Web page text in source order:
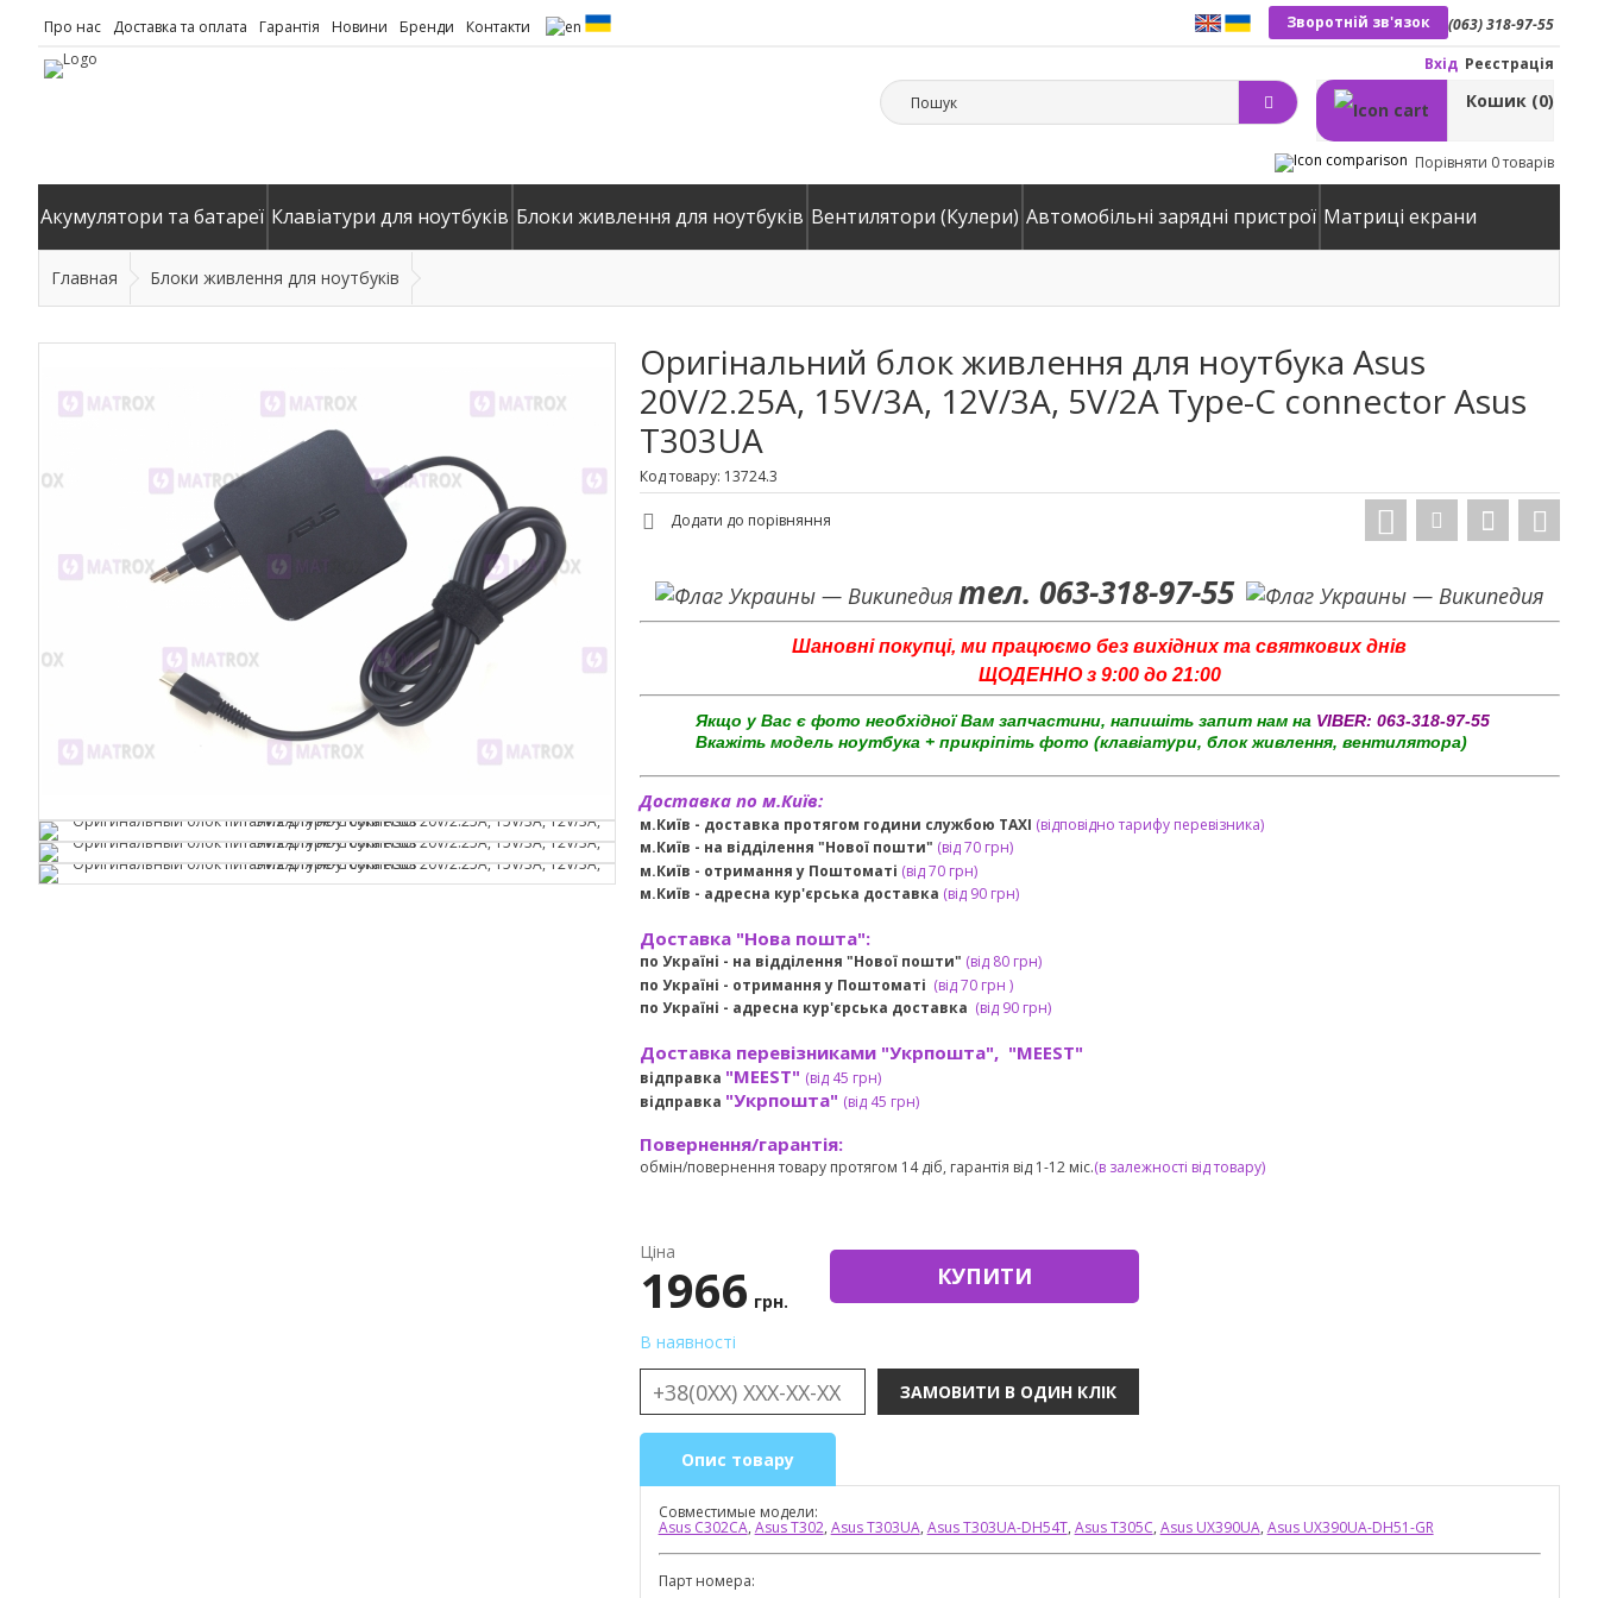
Про нас Доставка та оплата Гарантія Новини Бренди Контакти (063) 318-97-55
Зворотній зв'язок
Вхід Реєстрація
Кошик (0)
Порівняти 0 товарів
Акумулятори та батареї Клавіатури для ноутбуків Блоки живлення для ноутбуків Вентилятори (Кулери) Автомобільні зарядні пристрої Матриці екрани
Главная Блоки живлення для ноутбуків
Оригінальний блок живлення для ноутбука Asus
20V/2.25A, 15V/3A, 12V/3A, 5V/2A Type-C connector Asus
T303UA
Код товару: 13724.3
Додати до порівняння
тел. 063-318-97-55
Шановні покупці, ми працюємо без вихідних та святкових днів
ЩОДЕННО з 9:00 до 21:00
Якщо у Вас є фото необхідної Вам запчастини, напишіть запит нам на VIBER: 063-318-97-55
Вкажіть модель ноутбука + прикріпіть фото (клавіатури, блок живлення, вентилятора)
Доставка по м.Київ:
м.Київ - доставка протягом години службою TAXI (відповідно тарифу перевізника)
м.Київ - на відділення "Нової пошти" (від 70 грн)
м.Київ - отримання у Поштоматі (від 70 грн)
м.Київ - адресна кур'єрська доставка (від90 грн)
Доставка "Нова пошта":
по Україні - на відділення "Нової пошти" (від 80 грн)
по Україні - отримання у Поштоматі (від 70 грн )
по Україні - адресна кур'єрська доставка (від90 грн)
Доставка перевізниками "Укрпошта", "MEEST"
відправка "MEEST" (від 45 грн)
відправка "Укрпошта" (від 45 грн)
Повернення/гарантія:
обмін/повернення товару протягом 14 діб, гарантія від 1-12 міс.(в залежності від товару)
Ціна
1966 грн.
В наявності
КУПИТИ
Опис товару
Совместимые модели:
Asus C302CA, Asus T302, Asus T303UA, Asus T303UA-DH54T, Asus T305C, Asus UX390UA, Asus UX390UA-DH51-GR
Парт номера: